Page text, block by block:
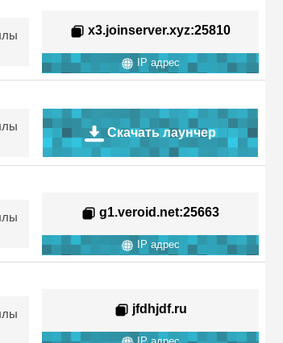
x3.joinserver.xyz:25810
IP адрес
Скачать лаунчер
g1.veroid.net:25663
IP адрес
jfdhjdf.ru